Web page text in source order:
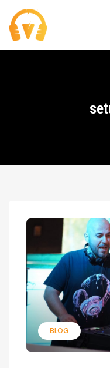
BLOG